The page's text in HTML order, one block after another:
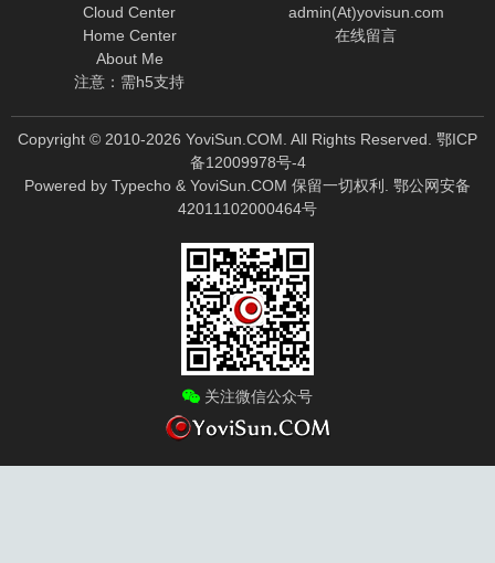
Cloud Center
Home Center
About Me
注意：需h5支持
admin(At)yovisun.com
在线留言
Copyright © 2010-2026 YoviSun.COM. All Rights Reserved. 鄂ICP
备12009978号-4
Powered by Typecho & YoviSun.COM 保留一切权利. 鄂公网安备
42011102000464号
关注微信公众号